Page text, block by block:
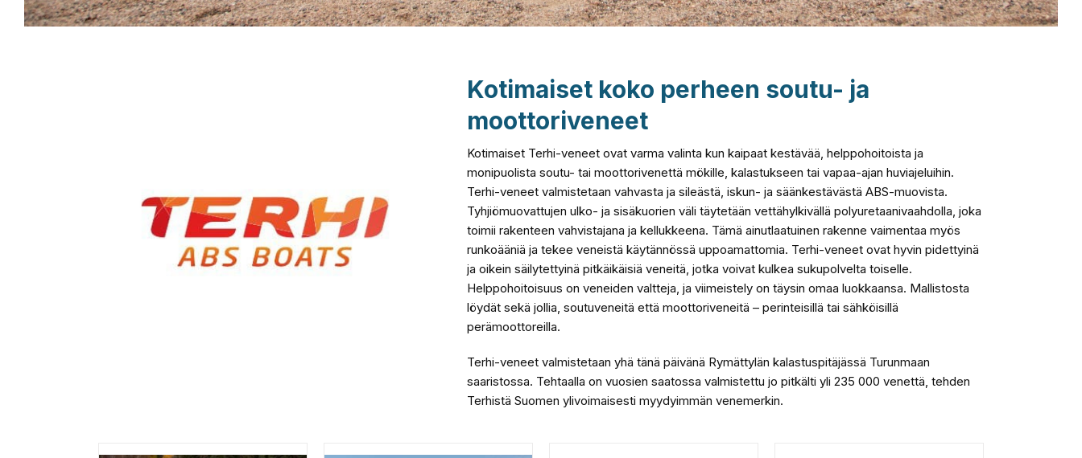
Kotimaiset koko perheen soutu- ja
moottoriveneet
Kotimaiset Terhi-veneet ovat varma valinta kun kaipaat kestävää, helppohoitoista ja
monipuolista soutu- tai moottorivenettä mökille, kalastukseen tai vapaa-ajan huviajeluihin.
Terhi-veneet valmistetaan vahvasta ja sileästä, iskun- ja säänkestävästä ABS-muovista.
Tyhjiömuovattujen ulko- ja sisäkuorien väli täytetään vettähylkivällä polyuretaanivaahdolla, joka
toimii rakenteen vahvistajana ja kellukkeena. Tämä ainutlaatuinen rakenne vaimentaa myös
runkoääniä ja tekee veneistä käytännössä uppoamattomia. Terhi-veneet ovat hyvin pidettyinä
ja oikein säilytettyinä pitkäikäisiä veneitä, jotka voivat kulkea sukupolvelta toiselle.
Helppohoitoisuus on veneiden valtteja, ja viimeistely on täysin omaa luokkaansa. Mallistosta
löydät sekä jollia, soutuveneitä että moottoriveneitä – perinteisillä tai sähköisillä
perämoottoreilla.
Terhi-veneet valmistetaan yhä tänä päivänä Rymättylän kalastuspitäjässä Turunmaan
saaristossa. Tehtaalla on vuosien saatossa valmistettu jo pitkälti yli 235 000 venettä, tehden
Terhistä Suomen ylivoimaisesti myydyimmän venemerkin.